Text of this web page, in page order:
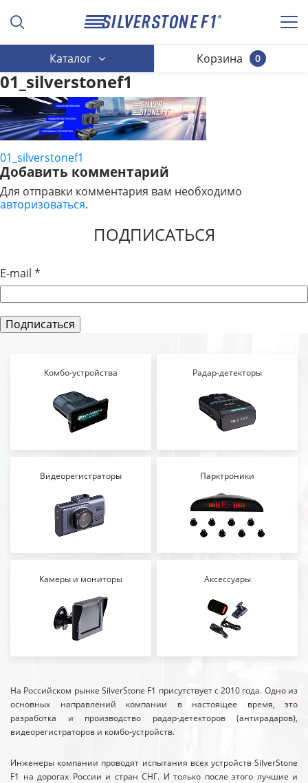
Каталог 0
Корзина
01_silverstonef1
НАВИГАЦИЯ
ПО
ЗАПИСЯМ
01_silverstonef1
Добавить комментарий
Для отправки комментария вам необходимо
авторизоваться.
ПОДПИСАТЬСЯ
E-mail *
Комбо-устройства Радар-детекторы
Видеорегистраторы Парктроники
Камеры и мониторы Аксессуары
На Российском рынке SilverStone F1 присутствует с 2010 года. Одно из
основных направлений компании в настоящее время, это
разработка и производство радар-детекторов (антирадаров),
видеорегистраторов и комбо-устройств.
Инженеры компании проводят испытания всех устройств SilverStone
F1 на дорогах России и стран СНГ. И только после этого лучшие и